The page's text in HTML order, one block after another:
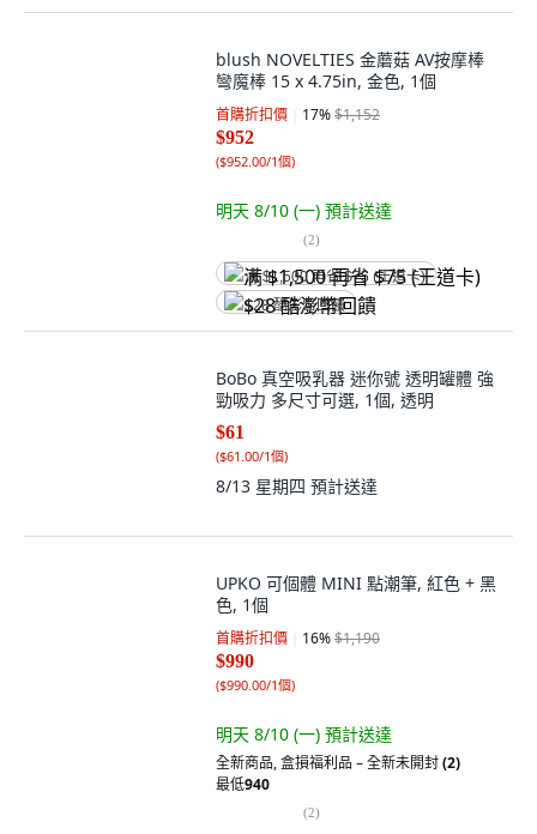
blush NOVELTIES 金蘑菇 AV按摩棒
彎魔棒 15 x 4.75in, 金色, 1個
首購折扣價 17%$1,152
$952
($952.00/1個)
明天 8/10 (一) 預計送達
(2)
满 $1,500 再省 $75 (王道卡)
$28 酷澎幣回饋
BoBo 真空吸乳器 迷你號 透明罐體 強
勁吸力 多尺寸可選, 1個, 透明
$61
($61.00/1個)
8/13 星期四 預計送達
UPKO 可個體 MINI 點潮筆, 紅色 + 黑
色, 1個
首購折扣價 16%$1,190
$990
($990.00/1個)
明天 8/10 (一) 預計送達
全新商品,盒損福利品 – 全新未開封(2)
最低940
(2)